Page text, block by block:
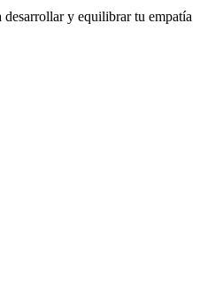
desarrollar y equilibrar tu empatía